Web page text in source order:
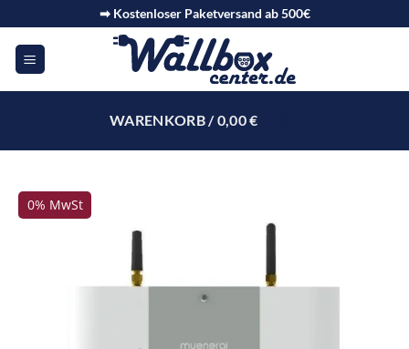
➡ Kostenloser Paketversand ab 500€
WARENKORB /0,00€
0% MwSt